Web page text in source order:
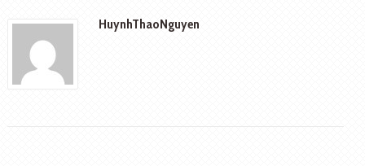
HuynhThaoNguyen